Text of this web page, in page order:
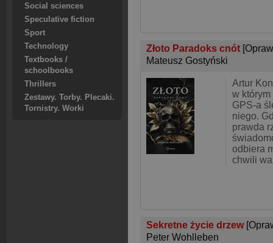
Social sciences
Speculative fiction
Sport
Technology
Textbooks /
schoolbooks
Thrillers
Zestawy. Torby. Plecaki.
Tornistry. Worki
Złoto Paradoks cnót
Mateusz Gostyński
Artur
w którym
GPS-a
niego.
prawda
odbiera
chwili
Sekretne życie drzew
Peter Wohlleben